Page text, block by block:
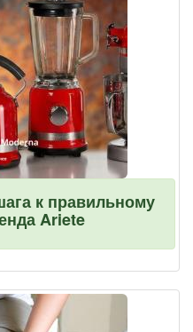
к правильному
Ariete